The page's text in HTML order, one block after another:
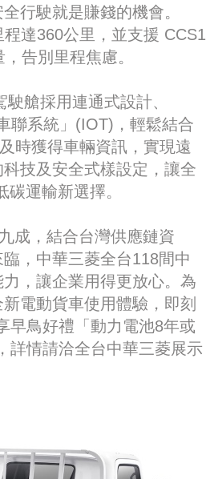
行駛就是賺錢的機會。
達360公里，並支援 CCS1
告別里程焦慮。
艙採用連通式設計、
聯系統」(IOT)，輕鬆結合
時獲得車輛資訊，實現遠
技及安全式樣設定，讓全
運輸新選擇。
成，結合台灣供應鏈資
，中華三菱全台118間中
，讓企業用得更放心。為
電動貨車使用體驗，即刻
早鳥好禮「動力電池8年或
詳情請洽全台中華三菱展示